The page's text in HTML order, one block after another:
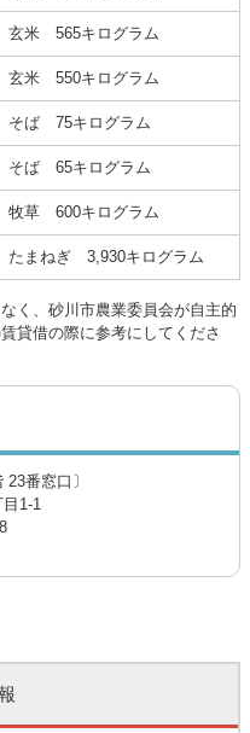
玄米 565キログラム
玄米 550キログラム
そば 75キログラム
そば 65キログラム
牧草 600キログラム
たまねぎ 3,930キログラム
く、砂川市農業委員会が自主的
貸借の際に参考にしてくださ
番窓口〕
1-1